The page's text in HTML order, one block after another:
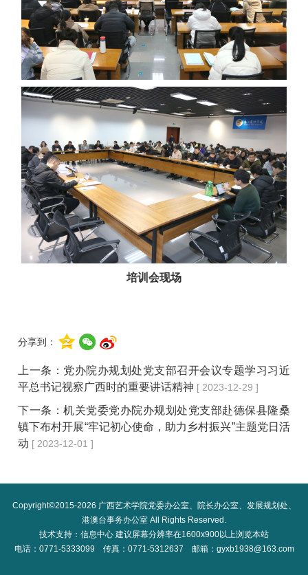
培训会现场
分享到：
上一条： 党办院办规划处党支部召开会议专题学习习近
平总书记视察广西时的重要讲话精神 [ 2023-12-29 ]
下一条：机关党委党办院办规划处党支部赴德保县隆桑
镇下布村开展“牢记初心使命，助力乡村振兴”主题党日活
动 [ 2023-12-01 ]
Copyright©2015-2026 广西艺术学院党委办公室、院长办公室、发展规划处、
港澳台事务办公室 All Rights Reserved.
技术支持：信息中心 建议屏幕分辨率在1600x900以上浏览本站
电话：0771-5333099 传真：0771-5312637 邮箱：gyxb1938@163.com